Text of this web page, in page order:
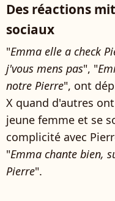
Des réactions
sociaux
"Emma elle a check
j'vous mens pas", "E
notre Pierre", ont
X quand d'autres
jeune femme et se
complicité avec
"Emma chante bien,
Pierre".